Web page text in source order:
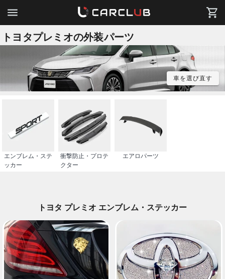
トヨタプレミオの外装パーツ
車を選び直す
エンブレム・ステ
ッカー
衝撃防止・プロテ
クター
エアロパーツ
トヨタ プレミオ エンブレム・ステッカー